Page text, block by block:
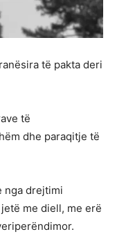
të pakta deri
të
dhe paraqitje të
nga drejtimi
me diell, me erë